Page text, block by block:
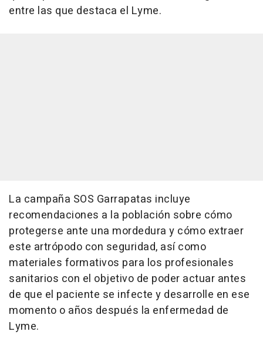
entre las que destaca el Lyme.
La campaña SOS Garrapatas incluye
recomendaciones a la población sobre cómo
protegerse ante una mordedura y cómo extraer
este artrópodo con seguridad, así como
materiales formativos para los profesionales
sanitarios con el objetivo de poder actuar antes
de que el paciente se infecte y desarrolle en ese
momento o años después la enfermedad de
Lyme.